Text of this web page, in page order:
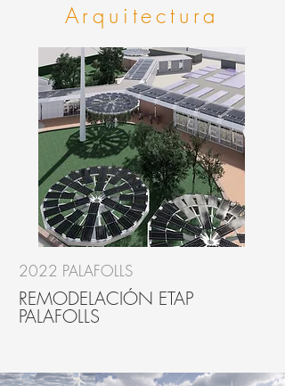
Arquitectura
2022 PALAFOLLS
REMODELACIÓN ETAP
PALAFOLLS